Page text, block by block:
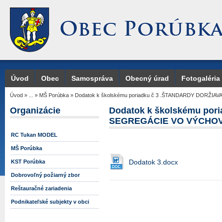
Úvod Obec Samospráva Obecný úrad Fotogaléria
Úvod » » MŠ Porúbka » Dodatok k školskému poriadku č 3 .ŠTANDARDY
Organizácie
RC Tukan MODEL
MŠ Porúbka
KST Porúbka
Dobrovoľný požiarný zbor
Reštauračné zariadenia
Podnikateľské subjekty v obci
Dodatok k školskému
SEGREGÁCIE VO
Dodatok 3.docx